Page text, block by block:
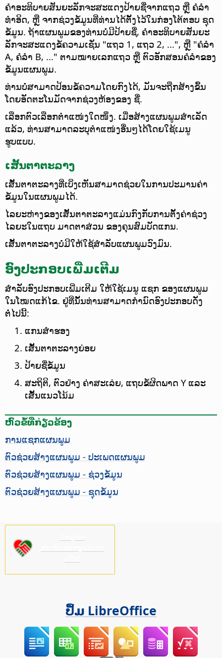
ຄຳອະທິບາຍສັນຍະລັກຈະສະແດງປ້າຍຊື່ຈາກແຖວ ຫຼື ຄໍລຳ
ທຳອິດ, ຫຼື ຈາກຊ່ວງຂໍ້ມູນທີ່ທ່ານໄດ້ຕັ້ງໄວ້ໃນກ່ອງໂຕ້ຕອບ ຊຸດ
ຂໍ້ມູນ. ຖ້າແຜນພູມຂອງທ່ານບໍ່ມີປ້າຍຊື່, ຄຳອະທິບາຍສັນຍະ
ລັກຈະສະແດງຂໍ້ຄວາມເຊັ່ນ "ແຖວ 1, ແຖວ 2, ...", ຫຼື "ຄໍລຳ
A, ຄໍລຳ B, ..." ຕາມໝາຍເລກແຖວ ຫຼື ຕົວອັກສອນຄໍລຳຂອງ
ຂໍ້ມູນແຜນພູມ.
ທ່ານບໍ່ສາມາດປ້ອນຂໍ້ຄວາມໂດຍກົງໄດ້, ມັນຈະຖືກສ້າງຂຶ້ນ
ໂດຍອັດຕະໂນມັດຈາກຊ່ວງຫ້ອງຂອງ ຊື່.
ເລືອກຕົວເລືອກຕຳແໜ່ງໃດໜຶ່ງ. ເມື່ອສ້າງແຜນພູມສຳເລັດ
ແລ້ວ, ທ່ານສາມາດລະບຸຕຳແໜ່ງອື່ນໆໄດ້ໂດຍໃຊ້ເມນູ
ຮູບແບບ.
ເສັ້ນຕາຕະລາງ
ເສັ້ນຕາຕະລາງທີ່ເບິ່ງເຫັນສາມາດຊ່ວຍໃນການປະມານຄ່າ
ຂໍ້ມູນໃນແຜນພູມໄດ້.
ໄລຍະຫ່າງຂອງເສັ້ນຕາຕະລາງແມ່ນກົງກັບການຕັ້ງຄ່າຊ່ວງ
ໄລຍະໃນແຖບ ມາດຕາສ່ວນ ຂອງຄຸນສົມບັດແກນ.
ເສັ້ນຕາຕະລາງບໍ່ມີໃຫ້ໃຊ້ສຳລັບແຜນພູມວົງມົນ.
ອົງປະກອບເພີ່ມເຕີມ
ສຳລັບອົງປະກອບເພີ່ມເຕີມ ໃຫ້ໃຊ້ເມນູ ແຊກ ຂອງແຜນພູມ
ໃນໂໝດແກ້ໄຂ. ຢູ່ທີ່ນັ້ນທ່ານສາມາດກຳນົດອົງປະກອບດັ່ງ
ຕໍ່ໄປນີ້:
ແກນສຳຮອງ
ເສັ້ນຕາຕະລາງຍ່ອຍ
ປ້າຍຊື່ຂໍ້ມູນ
ສະຖິຕິ, ຕົວຢ່າງ ຄ່າສະເລ່ຍ, ແຖບຂໍ້ຜິດພາດ Y ແລະ
ເສັ້ນແນວໂນ້ມ
ຫົວຂໍ້ທີ່ກ່ຽວຂ້ອງ
ການແຊກແຜນພູມ
ຕົວຊ່ວຍສ້າງແຜນພູມ - ປະເພດແຜນພູມ
ຕົວຊ່ວຍສ້າງແຜນພູມ - ຊ່ວງຂໍ້ມູນ
ຕົວຊ່ວຍສ້າງແຜນພູມ - ຊຸດຂໍ້ມູນ
ປຶ້ມ LibreOffice